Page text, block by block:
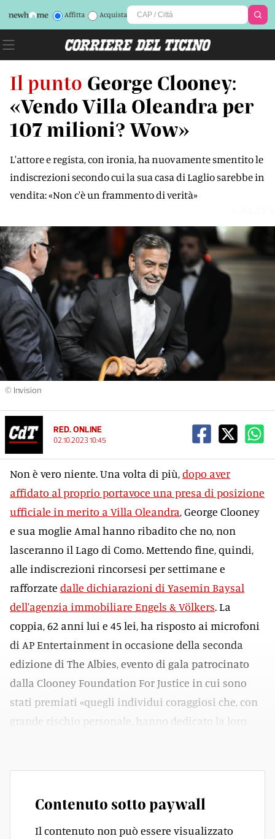
Affitta Acquista
Il punto George Clooney:
«Vendo Villa Oleandra per
107 milioni? Wow»
L'attore e regista, con ironia, ha nuovamente smentito le
indiscrezioni secondo cui la sua casa di Laglio sarebbe in
vendita: «Non c'è un frammento di verità»
© Invision
RED. ONLINE
02.10.2023 10:45
Non è vero niente. Una volta di più,dopo aver
affidato al proprio portavoce una presa di posizione
ufficiale in merito a Villa Oleandra, George Clooney
e sua moglie Amal hanno ribadito che no, non
lasceranno il Lago di Como. Mettendo fine, quindi,
alle indiscrezioni rincorsesi per settimane e
rafforzate dalle dichiarazioni di Yasemin Baysal
dell'agenzia immobiliare Engels & Völkers. La
coppia, 62 anni lui e 45 lei, ha risposto ai microfoni
di AP Entertainment in occasione della seconda
edizione di The Albies, evento di gala patrocinato
dalla Clooney Foundation For Justice in cui sono
stati premiati «quegli individui coraggiosi che, con
grande rischio personale, hanno dedicato la loro
Contenuto sotto paywall
Il contenuto non può essere visualizzato